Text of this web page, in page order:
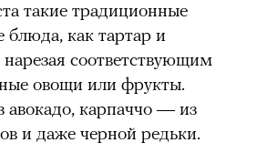
такие традиционные
как тартар и
соответствующим
овощи или фрукты.
авокадо, карпаччо — из
и даже черной редьки.